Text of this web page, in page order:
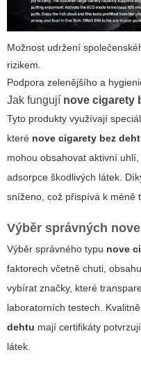
Možnost udržení
rizikem.
Podpora zelenějšího a
Jak fungují nove cigarety
Tyto produkty využívají
které nove cigarety bez
mohou obsahovat aktivní
adsorpce škodlivých látek.
sníženo, což přispívá k méně
Výběr správných
Výběr správného typu nove
faktorech včetně chuti,
vybírat značky, které
laboratorních testech.
dehtu mají certifikáty
látek.